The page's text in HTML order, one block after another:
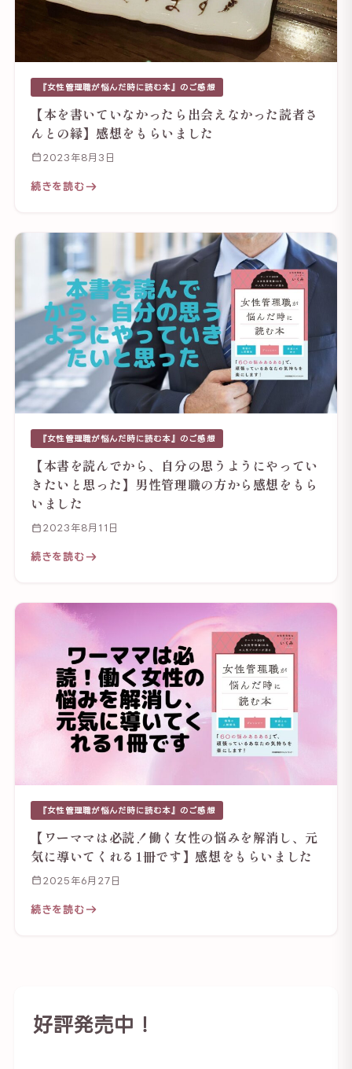
『女性管理職が悩んだ時に読む本』のご感想
【本を書いていなかったら出会えなかった読者さ
んとの縁】感想をもらいました
2023年8月3日
続きを読む
『女性管理職が悩んだ時に読む本』のご感想
【本書を読んでから、自分の思うようにやってい
きたいと思った】男性管理職の方から感想をもら
いました
2023年8月11日
続きを読む
『女性管理職が悩んだ時に読む本』のご感想
【ワーママは必読！働く女性の悩みを解消し、元
気に導いてくれる1冊です】感想をもらいました
2025年6月27日
続きを読む
好評発売中！